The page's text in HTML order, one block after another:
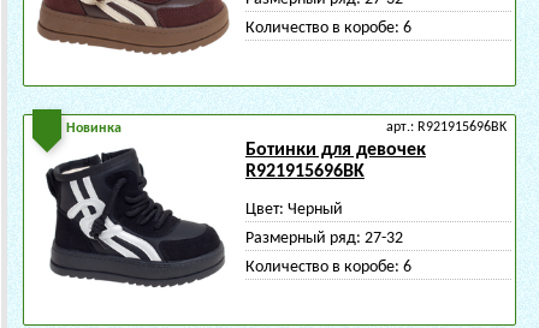
Количество в коробе: 6
Новинка арт.: R921915696BK
Ботинки для девочек
R921915696BK
Цвет: Черный
Размерный ряд: 27-32
Количество в коробе: 6